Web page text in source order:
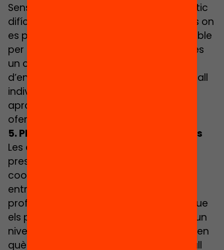
Sense anar més lluny, en l’àmbit domèstic
difícilment es disposa d’espais diferents on
es pugui dur a terme una didàctica flexible
per treballar l’autoregulació. Tot i això, és
un context on es poden oferir solucions
d’ensenyament diverses, tant en el treball
individual com en la col·laboració,
aprofitant les possibilitats que ens
ofereixen els recursos telemàtics.
5. Plantejament didàctics cooperatius
Les estratègies d’autoregulació sovint
pressuposen modalitats didàctiques
cooperatives, basades en la interacció
entre els alumnes i entre l’alumne i el
professor. A més, la recerca confirma que
els programes metacognitius mostren un
nivell més alt d’efectivitat en la mesura en
què es treballa en petits grups de treball